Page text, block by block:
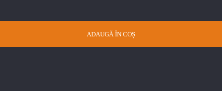
ADAUGĂ ÎN COȘ